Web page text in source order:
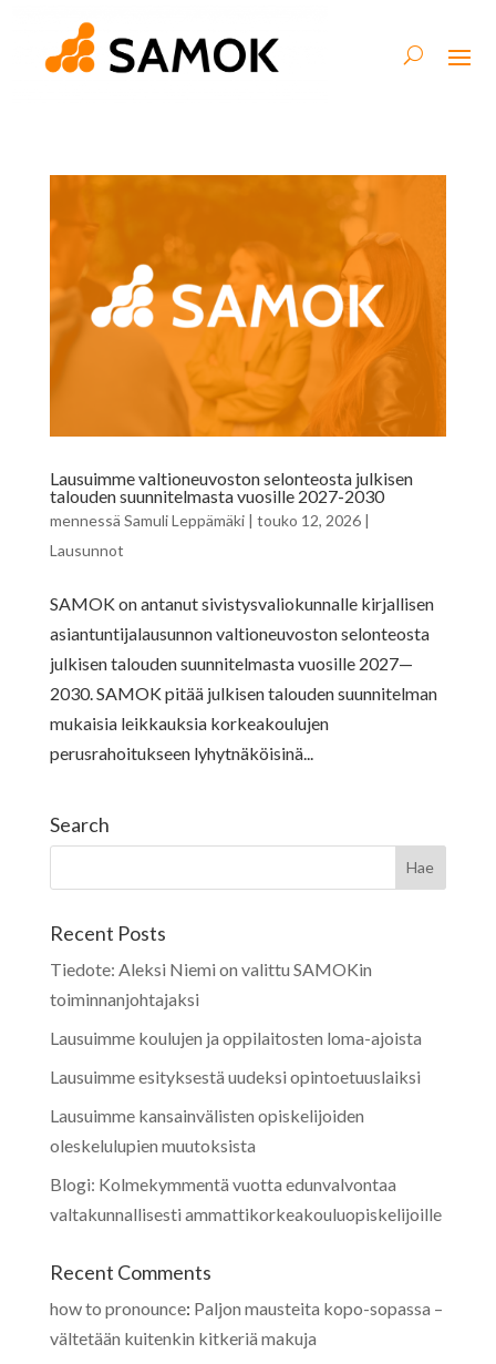
Lausuimme valtioneuvoston selonteosta julkisen
talouden suunnitelmasta vuosille 2027-2030
mennessä Samuli Leppämäki| touko 12, 2026|
Lausunnot
SAMOK on antanut sivistysvaliokunnalle kirjallisen
asiantuntijalausunnon valtioneuvoston selonteosta
julkisen talouden suunnitelmasta vuosille 2027—
2030. SAMOK pitää julkisen talouden suunnitelman
mukaisia leikkauksia korkeakoulujen
perusrahoitukseen lyhytnäköisinä...
Search
Recent Posts
Tiedote: Aleksi Niemi on valittu SAMOKin
toiminnanjohtajaksi
Lausuimme koulujen ja oppilaitosten loma-ajoista
Lausuimme esityksestä uudeksi opintoetuuslaiksi
Lausuimme kansainvälisten opiskelijoiden
oleskelulupien muutoksista
Blogi: Kolmekymmentä vuotta edunvalvontaa
valtakunnallisesti ammattikorkeakouluopiskelijoille
Recent Comments
how to pronounce: Paljon mausteita kopo-sopassa –
vältetään kuitenkin kitkeriä makuja